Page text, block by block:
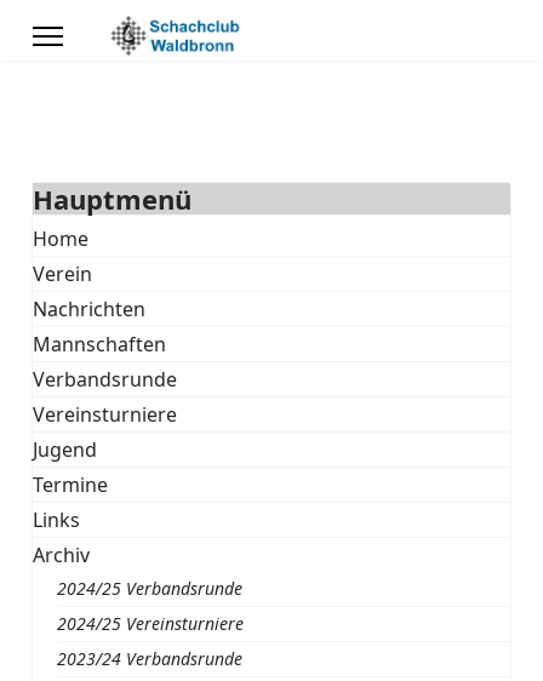
Hauptmenü
Home
Verein
Nachrichten
Mannschaften
Verbandsrunde
Vereinsturniere
Jugend
Termine
Links
Archiv
2024/25 Verbandsrunde
2024/25 Vereinsturniere
2023/24 Verbandsrunde